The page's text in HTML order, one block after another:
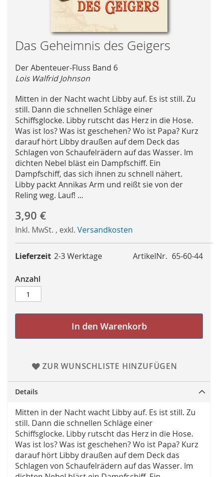
Skip
to
the
beginning
of
the
images
gallery
Das Geheimnis des Geigers
Der Abenteuer-Fluss Band 6
Lois Walfrid Johnson
Mitten in der Nacht wacht Libby auf. Es ist still. Zu
still. Dann die schnellen Schläge einer
Schiffsglocke. Libby rutscht das Herz in die Hose.
Was ist los? Was ist geschehen? Wo ist Papa? Kurz
darauf hört Libby draußen auf dem Deck das
Schlagen von Schaufelrädern auf das Wasser. Im
dichten Nebel bläst ein Dampfschiff. Ein
Dampfschiff, das sich ihnen zu schnell nähert.
Libby packt Annikas Arm und reißt sie von der
Reling weg. Lauf! ...
3,90 €
Inkl. MwSt. , exkl. Versandkosten
ArtikelNr. 65-60-44
Lieferzeit 2-3 Werktage
Anzahl
In den Warenkorb
ZUR WUNSCHLISTE HINZUFÜGEN
Details
Mitten in der Nacht wacht Libby auf. Es ist still. Zu
still. Dann die schnellen Schläge einer
Schiffsglocke. Libby rutscht das Herz in die Hose.
Was ist los? Was ist geschehen? Wo ist Papa? Kurz
darauf hört Libby draußen auf dem Deck das
Schlagen von Schaufelrädern auf das Wasser. Im